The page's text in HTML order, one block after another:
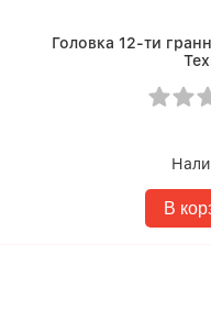
Головка 12-ти
В